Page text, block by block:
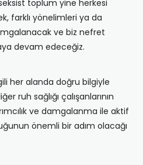
toplum yine herkesi
farklı yönelimleri ya da
ve biz nefret
devam edeceğiz.
her alanda doğru bilgiyle
ruh sağlığı çalışanlarının
ve damgalanma ile aktif
önemli bir adım olacağı